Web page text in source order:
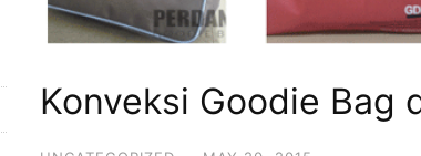
Konveksi Goodie Bag